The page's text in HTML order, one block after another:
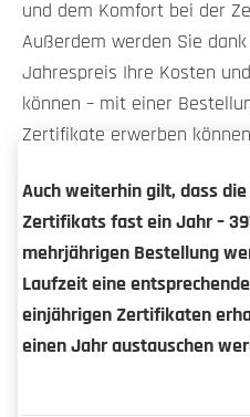
und dem Komfort bei der
Außerdem werden Sie
Jahrespreis Ihre Kosten
können – mit einer
Zertifikate erwerben
Auch weiterhin gilt, dass
Zertifikats fast ein Jahr –
mehrjährigen Bestellung
Laufzeit eine
einjährigen Zertifikaten
einen Jahr austauschen